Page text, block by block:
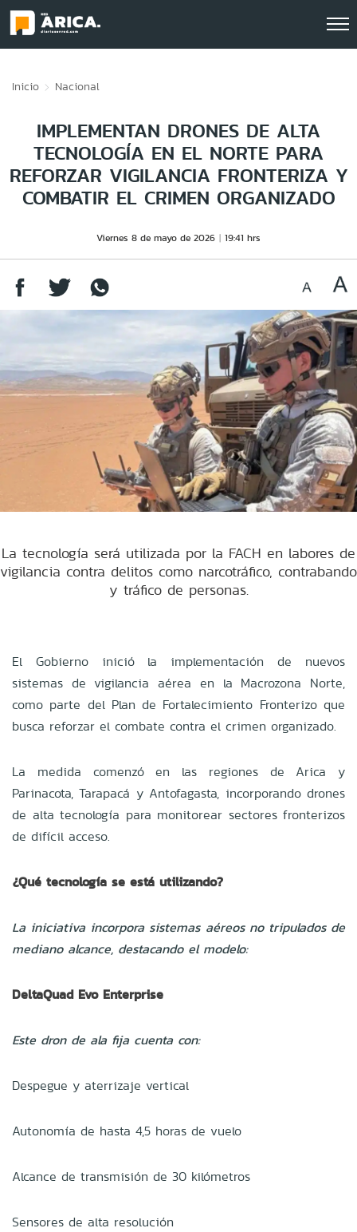
Inicio Nacional
IMPLEMENTAN DRONES DE ALTA
TECNOLOGÍA EN EL NORTE PARA
REFORZAR VIGILANCIA FRONTERIZA Y
COMBATIR EL CRIMEN ORGANIZADO
Viernes 8 de mayo de 2026 19:41 hrs
La tecnología será utilizada por la FACH en labores de
vigilancia contra delitos como narcotráfico, contrabando
y tráfico de personas.
El Gobierno inició la implementación de nuevos
sistemas de vigilancia aérea en la Macrozona Norte,
como parte del Plan de Fortalecimiento Fronterizo que
busca reforzar el combate contra el crimen organizado.
La medida comenzó en las regiones de Arica y
Parinacota, Tarapacá y Antofagasta, incorporando drones
de alta tecnología para monitorear sectores fronterizos
de difícil acceso.
¿Qué tecnología se está utilizando?
La iniciativa incorpora sistemas aéreos no tripulados de
mediano alcance, destacando el modelo:
DeltaQuad Evo Enterprise
Este dron de ala fija cuenta con:
Despegue y aterrizaje vertical
Autonomía de hasta 4,5 horas de vuelo
Alcance de transmisión de 30 kilómetros
Sensores de alta resolución